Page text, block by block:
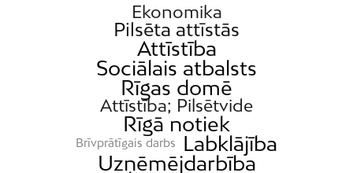
Ekonomika
Pilsēta attīstās
Attīstība
Sociālais atbalsts
Rīgas domē
Attīstība; Pilsētvide
Rīgā notiek
Brīvprātīgais darbs
Labklājība
Uzņēmējdarbība